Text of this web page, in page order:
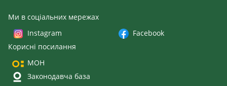
Ми в соціальних мережах
Instagram
Facebook
Корисні посилання
МОН
Законодавча база